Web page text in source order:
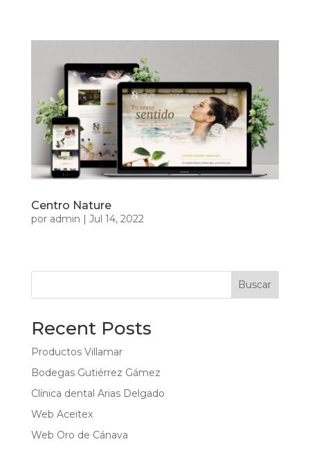
Centro Nature
por admin | Jul 14, 2022
Buscar
Recent Posts
Productos Villamar
Bodegas Gutiérrez Gámez
Clínica dental Arias Delgado
Web Aceitex
Web Oro de Cánava